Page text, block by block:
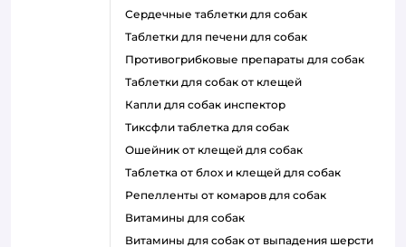
сердечные таблетки для собак
таблетки для печени для собак
противогрибковые препараты для собак
таблетки для собак от клещей
капли для собак инспектор
тиксфли таблетка для собак
ошейник от клещей для собак
таблетка от блох и клещей для собак
репелленты от комаров для собак
витамины для собак
витамины для собак от выпадения шерсти